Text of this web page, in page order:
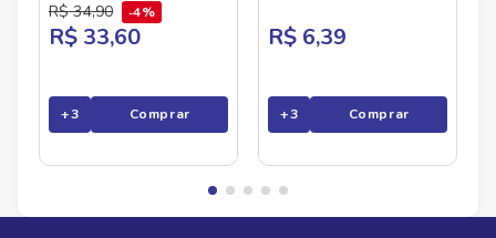
R$ 34,90 4%
R$ 33,60
+3 Comprar
R$ 6,39
+3 Comprar